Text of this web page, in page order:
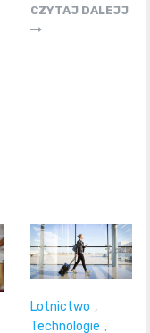
CZYTAJ DALEJJ
Lotnictwo ,
Technologie ,